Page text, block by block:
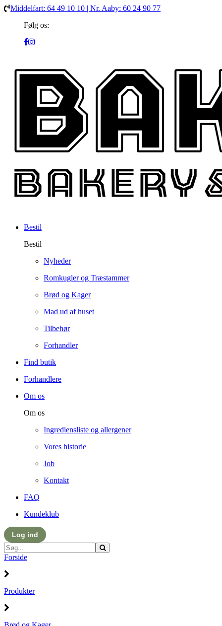
Middelfart: 64 49 10 10 | Nr. Aaby: 60 24 90 77
Følg os:
Bestil
Bestil
Nyheder
Romkugler og Træstammer
Brød og Kager
Mad ud af huset
Tilbehør
Forhandler
Find butik
Forhandlere
Om os
Om os
Ingrediensliste og allergener
Vores historie
Job
Kontakt
FAQ
Kundeklub
Log ind
Forside
Produkter